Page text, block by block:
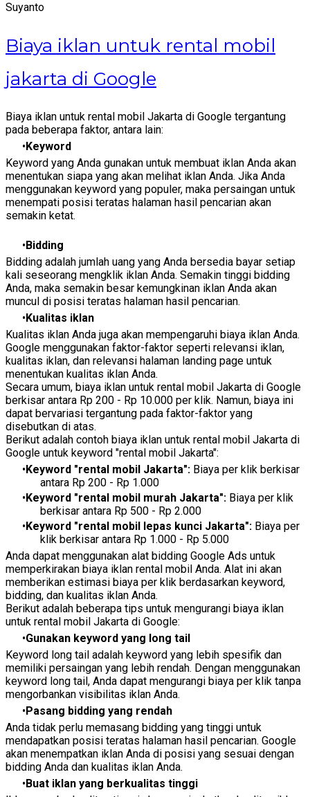
Suyanto
Biaya iklan untuk rental mobil
jakarta di Google
Biaya iklan untuk rental mobil Jakarta di Google tergantung
pada beberapa faktor, antara lain:
Keyword
Keyword yang Anda gunakan untuk membuat iklan Anda akan
menentukan siapa yang akan melihat iklan Anda. Jika Anda
menggunakan keyword yang populer, maka persaingan untuk
menempati posisi teratas halaman hasil pencarian akan
semakin ketat.
Bidding
Bidding adalah jumlah uang yang Anda bersedia bayar setiap
kali seseorang mengklik iklan Anda. Semakin tinggi bidding
Anda, maka semakin besar kemungkinan iklan Anda akan
muncul di posisi teratas halaman hasil pencarian.
Kualitas iklan
Kualitas iklan Anda juga akan mempengaruhi biaya iklan Anda.
Google menggunakan faktor-faktor seperti relevansi iklan,
kualitas iklan, dan relevansi halaman landing page untuk
menentukan kualitas iklan Anda.
Secara umum, biaya iklan untuk rental mobil Jakarta di Google
berkisar antara Rp 200 - Rp 10.000 per klik. Namun, biaya ini
dapat bervariasi tergantung pada faktor-faktor yang
disebutkan di atas.
Berikut adalah contoh biaya iklan untuk rental mobil Jakarta di
Google untuk keyword "rental mobil Jakarta":
Keyword "rental mobil Jakarta": Biaya per klik berkisar
antara Rp 200 - Rp 1.000
Keyword "rental mobil murah Jakarta": Biaya per klik
berkisar antara Rp 500 - Rp 2.000
Keyword "rental mobil lepas kunci Jakarta": Biaya per
klik berkisar antara Rp 1.000 - Rp 5.000
Anda dapat menggunakan alat bidding Google Ads untuk
memperkirakan biaya iklan rental mobil Anda. Alat ini akan
memberikan estimasi biaya per klik berdasarkan keyword,
bidding, dan kualitas iklan Anda.
Berikut adalah beberapa tips untuk mengurangi biaya iklan
untuk rental mobil Jakarta di Google:
Gunakan keyword yang long tail
Keyword long tail adalah keyword yang lebih spesifik dan
memiliki persaingan yang lebih rendah. Dengan menggunakan
keyword long tail, Anda dapat mengurangi biaya per klik tanpa
mengorbankan visibilitas iklan Anda.
Pasang bidding yang rendah
Anda tidak perlu memasang bidding yang tinggi untuk
mendapatkan posisi teratas halaman hasil pencarian. Google
akan menempatkan iklan Anda di posisi yang sesuai dengan
bidding Anda dan kualitas iklan Anda.
Buat iklan yang berkualitas tinggi